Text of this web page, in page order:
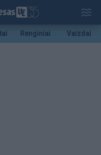
Renginiai Vaizdai